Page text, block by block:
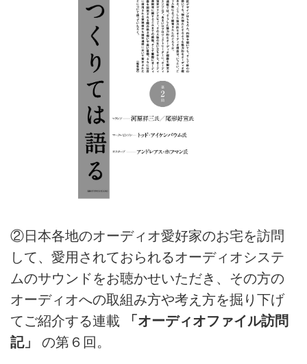
②日本各地のオーディオ愛好家のお宅を訪問
して、愛用されておられるオーディオシステ
ムのサウンドをお聴かせいただき、その方の
オーディオへの取組み方や考え方を掘り下げ
てご紹介する連載
「オーディオファイル訪問
記」
の第６回。